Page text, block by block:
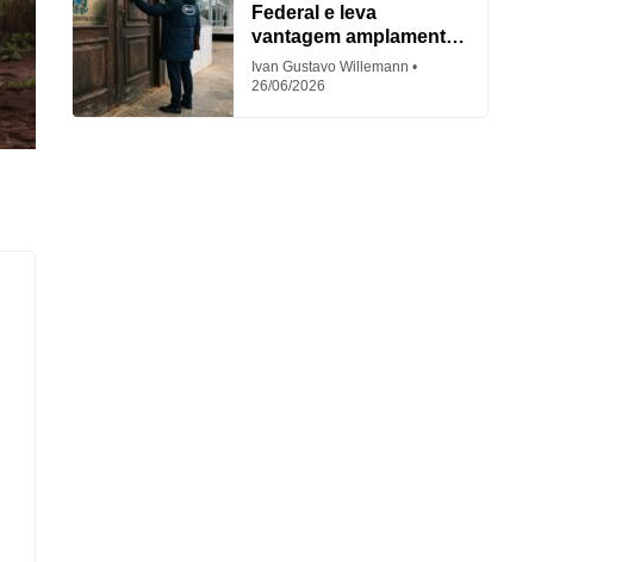
Federal e leva
vantagem amplamente
criticada
Ivan Gustavo Willemann
26/06/2026